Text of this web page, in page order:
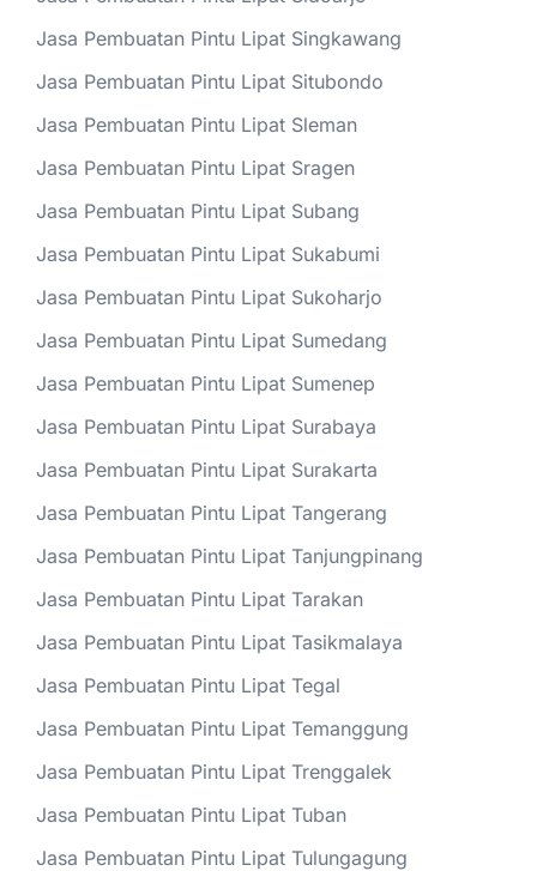
Jasa Pembuatan Pintu Lipat Singkawang
Jasa Pembuatan Pintu Lipat Situbondo
Jasa Pembuatan Pintu Lipat Sleman
Jasa Pembuatan Pintu Lipat Sragen
Jasa Pembuatan Pintu Lipat Subang
Jasa Pembuatan Pintu Lipat Sukabumi
Jasa Pembuatan Pintu Lipat Sukoharjo
Jasa Pembuatan Pintu Lipat Sumedang
Jasa Pembuatan Pintu Lipat Sumenep
Jasa Pembuatan Pintu Lipat Surabaya
Jasa Pembuatan Pintu Lipat Surakarta
Jasa Pembuatan Pintu Lipat Tangerang
Jasa Pembuatan Pintu Lipat Tanjungpinang
Jasa Pembuatan Pintu Lipat Tarakan
Jasa Pembuatan Pintu Lipat Tasikmalaya
Jasa Pembuatan Pintu Lipat Tegal
Jasa Pembuatan Pintu Lipat Temanggung
Jasa Pembuatan Pintu Lipat Trenggalek
Jasa Pembuatan Pintu Lipat Tuban
Jasa Pembuatan Pintu Lipat Tulungagung